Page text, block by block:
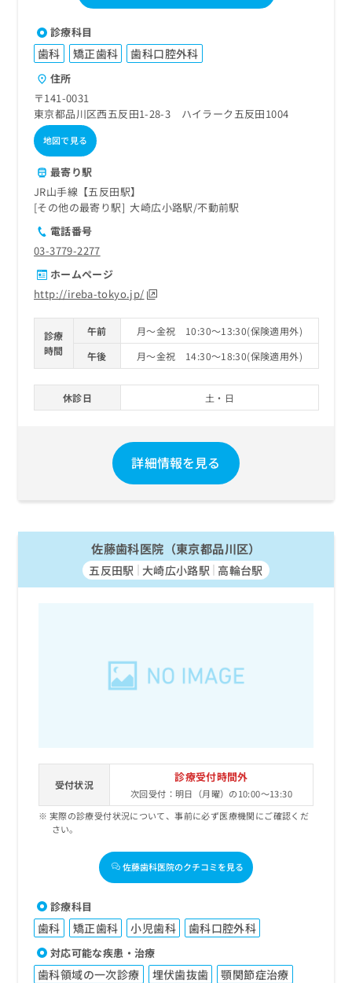
診療科目
歯科 矯正歯科 歯科口腔外科
住所
〒141-0031
東京都品川区西五反田1-28-3 ハイラーク五反田1004
地図で見る
最寄り駅
JR山手線【五反田駅】
その他の最寄り駅
大崎広小路駅 不動前駅
電話番号
03-3779-2277
ホームページ
http://ireba-tokyo.jp/
診療
時間
午前
月～金祝 10:30～13:30(保険適用外)
午後
月～金祝 14:30～18:30(保険適用外)
休診日 土・日
詳細情報を見る
佐藤歯科医院（東京都品川区）
五反田駅 大崎広小路駅 高輪台駅
受付状況
診療受付時間外
次回受付：明日（月曜）の10:00～13:30
実際の診療受付状況について、事前に必ず医療機関にご確認くだ
さい。
佐藤歯科医院のクチコミを見る
診療科目
歯科 矯正歯科 小児歯科 歯科口腔外科
対応可能な疾患・治療
歯科領域の一次診療 埋伏歯抜歯 顎関節症治療